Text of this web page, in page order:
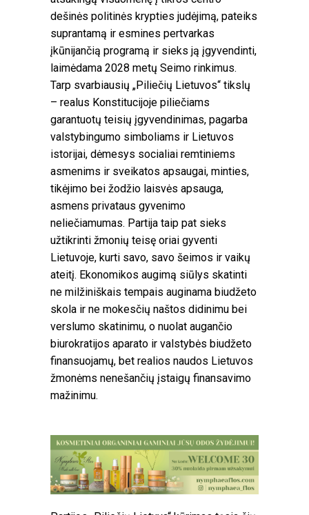
dešinės politinės krypties judėjimą, pateiks
suprantamą ir esmines pertvarkas
įkūnijančią programą ir sieks ją įgyvendinti,
laimėdama 2028 metų Seimo rinkimus.
Tarp svarbiausių „Piliečių Lietuvos“ tikslų
– realus Konstitucijoje piliečiams
garantuotų teisių įgyvendinimas, pagarba
valstybingumo simboliams ir Lietuvos
istorijai, dėmesys socialiai remtiniems
asmenims ir sveikatos apsaugai, minties,
tikėjimo bei žodžio laisvės apsauga,
asmens privataus gyvenimo
neliečiamumas. Partija taip pat sieks
užtikrinti žmonių teisę oriai gyventi
Lietuvoje, kurti savo, savo šeimos ir vaikų
ateitį. Ekonomikos augimą siūlys skatinti
ne milžiniškais tempais auginama biudžeto
skola ir ne mokesčių naštos didinimu bei
verslumo skatinimu, o nuolat augančio
biurokratijos aparato ir valstybės biudžeto
finansuojamų, bet realios naudos Lietuvos
žmonėms nenešančių įstaigų finansavimo
mažinimu.